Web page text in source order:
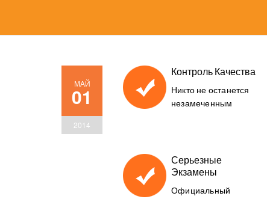
МАЙ
01
2014
Контроль Качества
Никто не останется
незамеченным
Серьезные
Экзамены
Официальный